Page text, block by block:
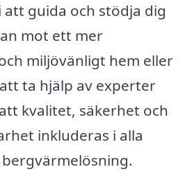
guida och stödja dig
mot ett mer
miljövänligt hem eller
ta hjälp av experter
kvalitet, säkerhet och
inkluderas i alla